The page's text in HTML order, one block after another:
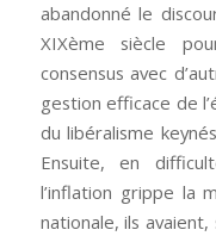
abandonné le
XIXème siècle
consensus avec
gestion efficace de
du libéralisme
Ensuite, en
l’inflation grippe la
nationale, ils avaient,